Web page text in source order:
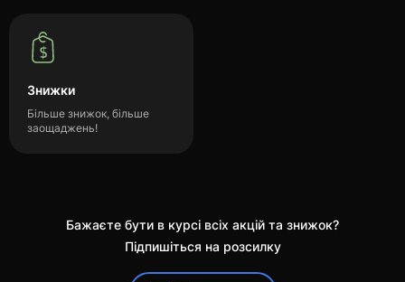
Знижки
Більше знижок, більше
заощаджень!
Бажаєте бути в курсі всіх акцій та знижок?
Підпишіться на розсилку